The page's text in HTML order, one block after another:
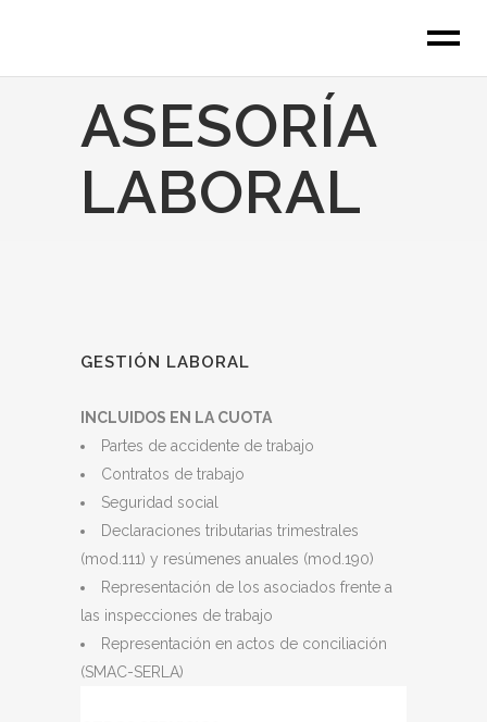
ASESORÍA
LABORAL
GESTIÓN LABORAL
INCLUIDOS EN LA CUOTA
Partes de accidente de trabajo
Contratos de trabajo
Seguridad social
Declaraciones tributarias trimestrales
(mod.111) y resúmenes anuales (mod.190)
Representación de los asociados frente a
las inspecciones de trabajo
Representación en actos de conciliación
(SMAC-SERLA)